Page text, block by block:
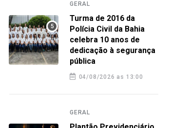
Turma de 2016 da Polícia Civil da
GERAL
Turma de 2016 da
Polícia Civil da Bahia
celebra 10 anos de
dedicação à segurança
pública
04/08/2026 as 13:00
GERAL